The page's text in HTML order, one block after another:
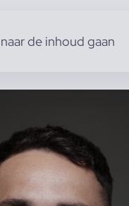
de inhoud gaan